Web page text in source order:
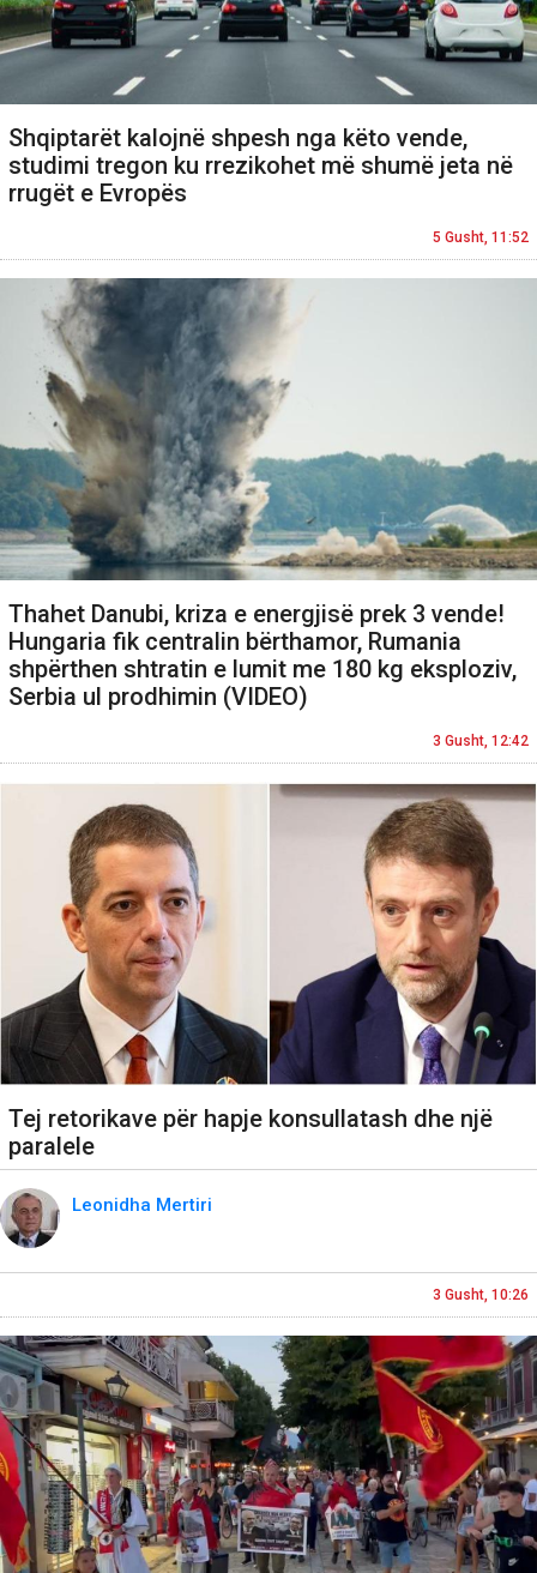
Shqiptarët kalojnë shpesh nga këto vende,
studimi tregon ku rrezikohet më shumë jeta në
rrugët e Evropës
5 Gusht, 11:52
Thahet Danubi, kriza e energjisë prek 3 vende!
Hungaria fik centralin bërthamor, Rumania
shpërthen shtratin e lumit me 180 kg eksploziv,
Serbia ul prodhimin (VIDEO)
3 Gusht, 12:42
Tej retorikave për hapje konsullatash dhe një
paralele
Leonidha Mertiri
3 Gusht, 10:26